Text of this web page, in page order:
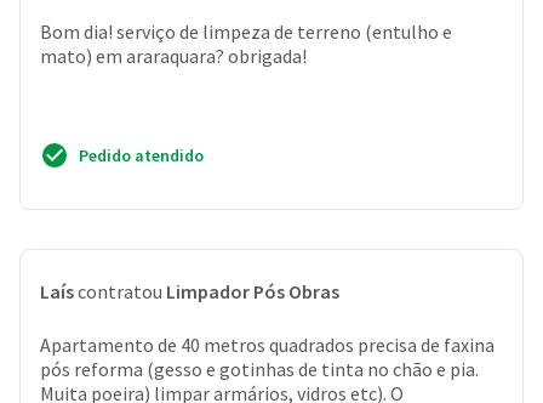
Bom dia! serviço de limpeza de terreno (entulho e
mato) em araraquara? obrigada!
Pedido atendido
Laíscontratou Limpador Pós Obras
Apartamento de 40 metros quadrados precisa de faxina
pós reforma (gesso e gotinhas de tinta no chão e pia.
Muita poeira) limpar armários, vidros etc). O